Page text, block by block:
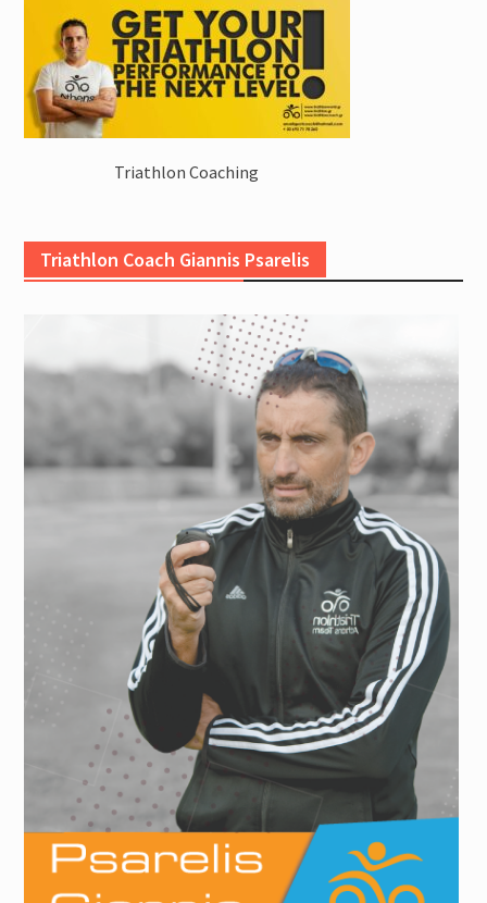
Triathlon Coaching
Triathlon Coach Giannis Psarelis